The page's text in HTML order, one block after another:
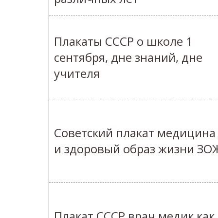
Плакаты СССР о школе 1
сентября, дне знаний, дне
учителя
Советский плакат медицина
и здоровый образ жизни